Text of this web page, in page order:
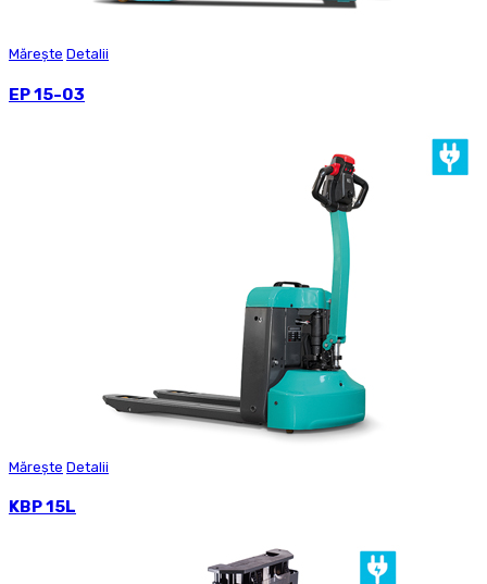
Mărește Detalii
EP 15-03
Mărește Detalii
KBP 15L